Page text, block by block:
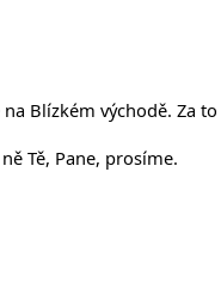
Blízkém východě. Za
Tě, Pane, prosíme.